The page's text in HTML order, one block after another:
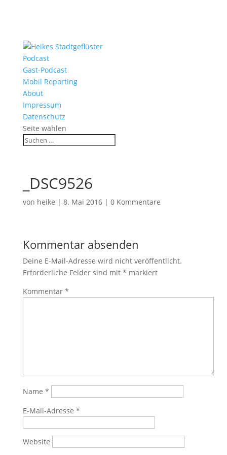
Podcast
Gast-Podcast
Mobil Reporting
About
Impressum
Datenschutz
Seite wählen
_DSC9526
von heike | 8. Mai 2016| 0 Kommentare
Kommentar absenden
Deine E-Mail-Adresse wird nicht veröffentlicht.
Erforderliche Felder sind mit * markiert
Kommentar *
Name *
E-Mail-Adresse *
Website